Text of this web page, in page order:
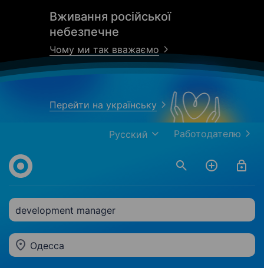
Вживання російської
небезпечне
Чому ми так вважаємо
Перейти на українську
Работодателю
Русский
development manager
Одесса